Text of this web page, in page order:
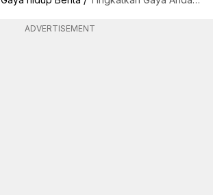
ADVERTISEMENT